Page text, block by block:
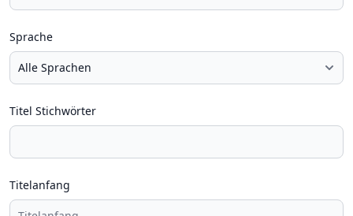
Sprache
Titel Stichwörter
Titelanfang